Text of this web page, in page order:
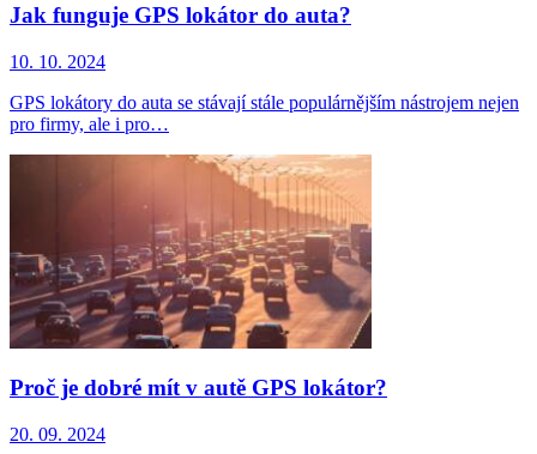
Jak funguje GPS lokátor do auta?
10. 10. 2024
GPS lokátory do auta se stávají stále populárnějším nástrojem nejen
pro firmy, ale i pro…
Proč je dobré mít v autě GPS lokátor?
20. 09. 2024